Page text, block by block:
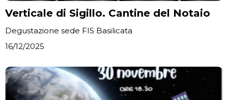
Verticale di Sigillo. Cantine del Notaio
Degustazione sede FIS Basilicata
16/12/2025